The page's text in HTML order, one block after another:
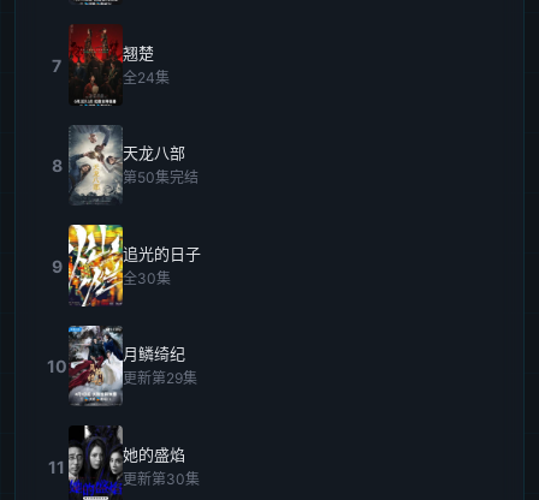
7
翘楚
全24集
8
天龙八部
第50集完结
9
追光的日子
全30集
10
月鳞绮纪
更新第29集
11
她的盛焰
更新第30集